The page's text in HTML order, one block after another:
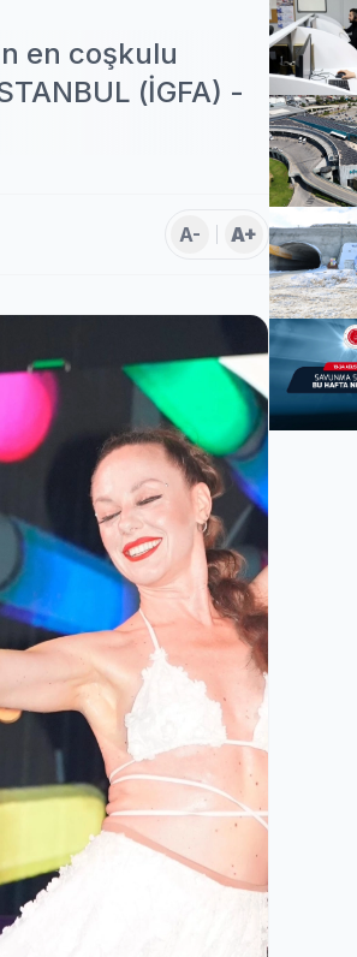
en coşkulu
(İGFA) -
A- A+